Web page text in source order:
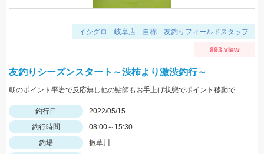
イシグロ 岐阜店 自称 友釣りフィールドスタッフ
893 view
友釣りシーズンスタート～渋柿より激渋釣行～
朝のポイント平岩で反応無し他の鮎師もお手上げ状態でポイント移動で角川橋上流に！瀬の中で５匹のみ追いも弱く渋い釣行でした
釣行日
2022/05/15
釣行時間
08:00～15:30
釣場
振草川